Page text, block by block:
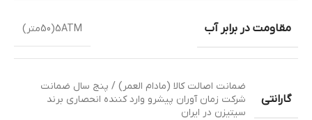
مقاومت در برابر آب 5ATM(50متر)
گارانتی
ضمانت اصالت کالا (مادام العمر) / پنج سال ضمانت
شرکت زمان آوران پیشرو وارد کننده انحصاری برند
سیتیزن در ایران